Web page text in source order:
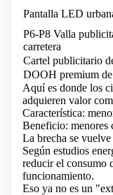
Pantalla LED
P6-P8 Valla
carretera
Cartel publicitario
DOOH premium
Aquí es donde los
adquieren valor
Característica:
Beneficio: menores
La brecha se
Según estudios
reducir el consumo
funcionamiento.
Eso ya no es un